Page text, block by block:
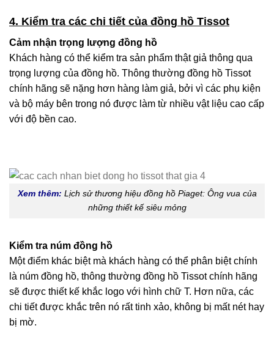
4. Kiểm tra các chi tiết của đồng hồ Tissot
Cảm nhận trọng lượng đồng hồ
Khách hàng có thể kiểm tra sản phẩm thật giả thông qua
trọng lượng của đồng hồ. Thông thường đồng hồ Tissot
chính hãng sẽ nặng hơn hàng làm giả, bởi vì các phụ kiện
và bộ máy bên trong nó được làm từ nhiều vật liệu cao cấp
với độ bền cao.
Xem thêm: Lịch sử thương hiệu đồng hồ Piaget: Ông vua của
những thiết kế siêu mỏng
Kiểm tra núm đồng hồ
Một điểm khác biệt mà khách hàng có thể phân biệt chính
là núm đồng hồ, thông thường đồng hồ Tissot chính hãng
sẽ được thiết kế khắc logo với hình chữ T. Hơn nữa, các
chi tiết được khắc trên nó rất tinh xảo, không bị mất nét hay
bị mờ.